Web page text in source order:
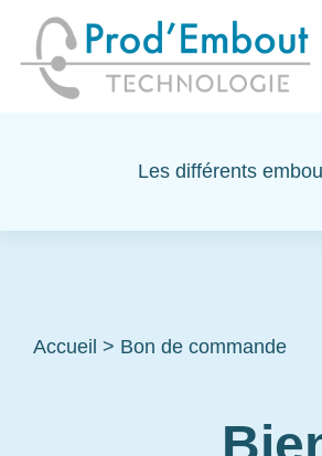
Les différents
Accueil > Bon de commande